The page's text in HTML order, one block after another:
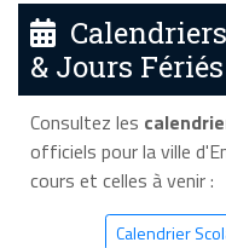
& Jours Fériés
Consultez les
officiels pour la ville
cours et celles à venir :
Calendrier